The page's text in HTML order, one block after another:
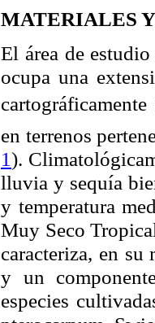
MATERIALES
El área de
ocupa una
cartográficamente
en terrenos
1).
lluvia y sequía
y temperatura
Muy Seco
caracteriza, en su
y un
especies